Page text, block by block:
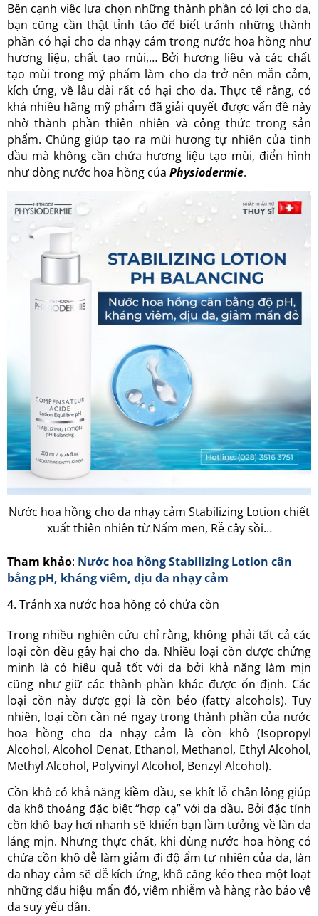
Bên cạnh việc lựa chọn những thành phần có lợi cho da,
bạn cũng cần thật tỉnh táo để biết tránh những thành
phần có hại cho da nhạy cảm trong nước hoa hồng như
hương liệu, chất tạo mùi,… Bởi hương liệu và các chất
tạo mùi trong mỹ phẩm làm cho da trở nên mẫn cảm,
kích ứng, về lâu dài rất có hại cho da. Thực tế rằng, có
khá nhiều hãng mỹ phẩm đã giải quyết được vấn đề này
nhờ thành phần thiên nhiên và công thức trong sản
phẩm. Chúng giúp tạo ra mùi hương tự nhiên của tinh
dầu mà không cần chứa hương liệu tạo mùi, điển hình
như dòng nước hoa hồng của Physiodermie.
Nước hoa hồng cho da nhạy cảm Stabilizing Lotion chiết
xuất thiên nhiên từ Nấm men, Rễ cây sồi…
Tham khảo: Nước hoa hồng Stabilizing Lotion cân
bằng pH, kháng viêm, dịu da nhạy cảm
4. Tránh xa nước hoa hồng có chứa cồn
Trong nhiều nghiên cứu chỉ rằng, không phải tất cả các
loại cồn đều gây hại cho da. Nhiều loại cồn được chứng
minh là có hiệu quả tốt với da bởi khả năng làm mịn
cũng như giữ các thành phần khác được ổn định. Các
loại cồn này được gọi là cồn béo (fatty alcohols). Tuy
nhiên, loại cồn cần né ngay trong thành phần của nước
hoa hồng cho da nhạy cảm là cồn khô (Isopropyl
Alcohol, Alcohol Denat, Ethanol, Methanol, Ethyl Alcohol,
Methyl Alcohol, Polyvinyl Alcohol, Benzyl Alcohol).
Cồn khô có khả năng kiềm dầu, se khít lỗ chân lông giúp
da khô thoáng đặc biệt “hợp cạ” với da dầu. Bởi đặc tính
cồn khô bay hơi nhanh sẽ khiến bạn lầm tưởng về làn da
láng mịn. Nhưng thực chất, khi dùng nước hoa hồng có
chứa cồn khô dễ làm giảm đi độ ẩm tự nhiên của da, làn
da nhạy cảm sẽ dễ kích ứng, khô căng kéo theo một loạt
những dấu hiệu mẩn đỏ, viêm nhiễm và hàng rào bảo vệ
da suy yếu dần.